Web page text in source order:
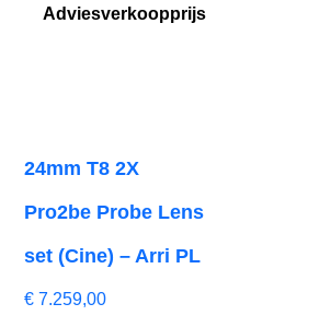
Adviesverkoopprijs
24mm T8 2X
Pro2be Probe Lens
set (Cine) – Arri PL
€ 7.259,00